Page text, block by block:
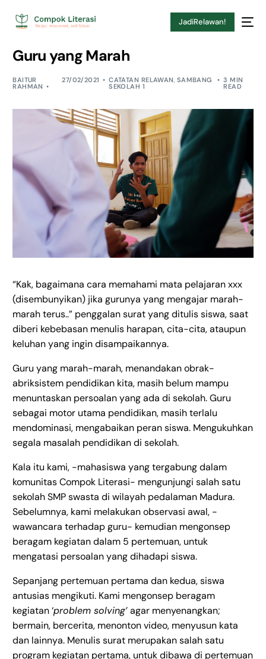
JadiRelawan!
Guru yang Marah
BAITUR
RAHMAN
27/02/2021 CATATAN RELAWAN, SAMBANG
SEKOLAH 1
3 MIN
READ
“Kak, bagaimana cara memahami mata pelajaran xxx
(disembunyikan) jika gurunya yang mengajar marah-
marah terus..” penggalan surat yang ditulis siswa, saat
diberi kebebasan menulis harapan, cita-cita, ataupun
keluhan yang ingin disampaikannya.
Guru yang marah-marah, menandakan obrak-
abriksistem pendidikan kita, masih belum mampu
menuntaskan persoalan yang ada di sekolah. Guru
sebagai motor utama pendidikan, masih terlalu
mendominasi, mengabaikan peran siswa. Mengukuhkan
segala masalah pendidikan di sekolah.
Kala itu kami, -mahasiswa yang tergabung dalam
komunitas Compok Literasi- mengunjungi salah satu
sekolah SMP swasta di wilayah pedalaman Madura.
Sebelumnya, kami melakukan observasi awal, -
wawancara terhadap guru- kemudian mengonsep
beragam kegiatan dalam 5 pertemuan, untuk
mengatasi persoalan yang dihadapi siswa.
Sepanjang pertemuan pertama dan kedua, siswa
antusias mengikuti. Kami mengonsep beragam
kegiatan ‘problem solving’agar menyenangkan;
bermain, bercerita, menonton video, menyusun kata
dan lainnya. Menulis surat merupakan salah satu
program kegiatan pertama, untuk dibawa di pertemuan